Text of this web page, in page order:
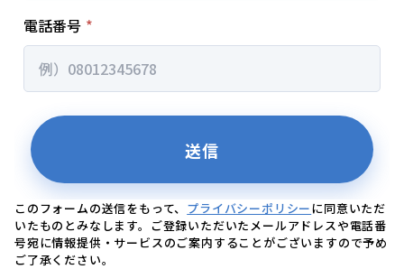
このフォームの送信をもって、 プライバシーポリシーに同意いただ
いたものとみなします。ご登録いただいたメールアドレスや電話番
号宛に情報提供・サービスのご案内することがございますので予め
ご了承ください。